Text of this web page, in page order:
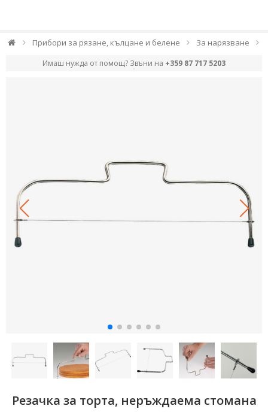
Прибори за рязане, кълцане и белене За нарязване
Имаш нужда от помощ? Звъни на +359 87 717 5203
Резачка за торта, неръждаема стомана